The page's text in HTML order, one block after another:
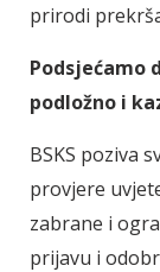
prirodi
Podsjećamo
podložno i
BSKS poziva
provjere
zabrane i
prijavu i